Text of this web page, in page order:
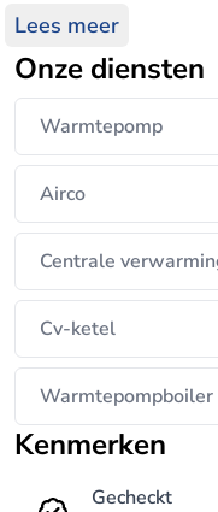
een nieuwbouw of
terecht.
Lees meer
Onze diensten
Warmtepomp
Airco
Centrale
Cv-ketel
Warmtepompboiler
Kenmerken
Gecheckt